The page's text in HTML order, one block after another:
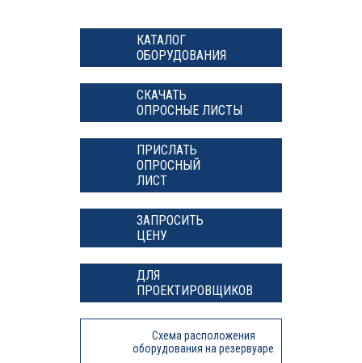
КАТАЛОГ
ОБОРУДОВАНИЯ
СКАЧАТЬ
ОПРОСНЫЕ ЛИСТЫ
ПРИСЛАТЬ
ОПРОСНЫЙ
ЛИСТ
ЗАПРОСИТЬ
ЦЕНУ
ДЛЯ
ПРОЕКТИРОВЩИКОВ
Схема расположения
оборудования на резервуаре